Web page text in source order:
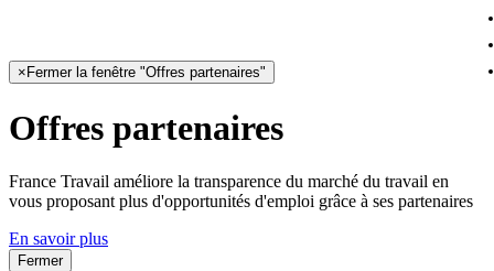
× Fermer la fenêtre "Offres partenaires"
Offres partenaires
France Travail améliore la transparence du marché du travail en
vous proposant plus d'opportunités d'emploi grâce à ses partenaires
En savoir plus
Fermer